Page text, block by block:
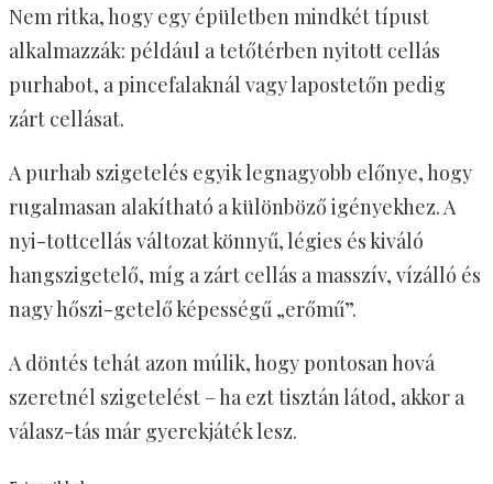
Nem ritka, hogy egy épületben mindkét típust
alkalmazzák: például a tetőtérben nyitott cellás
purhabot, a pincefalaknál vagy lapostetőn pedig
zárt cellásat.
A purhab szigetelés egyik legnagyobb előnye, hogy
rugalmasan alakítható a különböző igényekhez. A
nyi-tottcellás változat könnyű, légies és kiváló
hangszigetelő, míg a zárt cellás a masszív, vízálló és
nagy hőszi-getelő képességű „erőmű”.
A döntés tehát azon múlik, hogy pontosan hová
szeretnél szigetelést – ha ezt tisztán látod, akkor a
válasz-tás már gyerekjáték lesz.